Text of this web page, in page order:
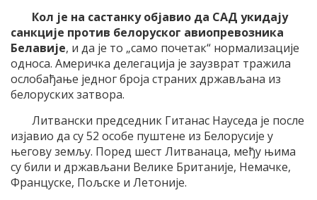
Кол је на састанку објавио да САД укидају
санкције против белоруског авиопревозника
Белавије, и да је то „само почетак“ нормализације
односа. Америчка делегација је заузврат тражила
ослобађање једног броја страних држављана из
белоруских затвора.
Литвански председник Гитанас Науседа је после
изјавио да су 52 особе пуштене из Белорусије у
његову земљу. Поред шест Литванаца, међу њима
су били и држављани Велике Британије, Немачке,
Француске, Пољске и Летоније.